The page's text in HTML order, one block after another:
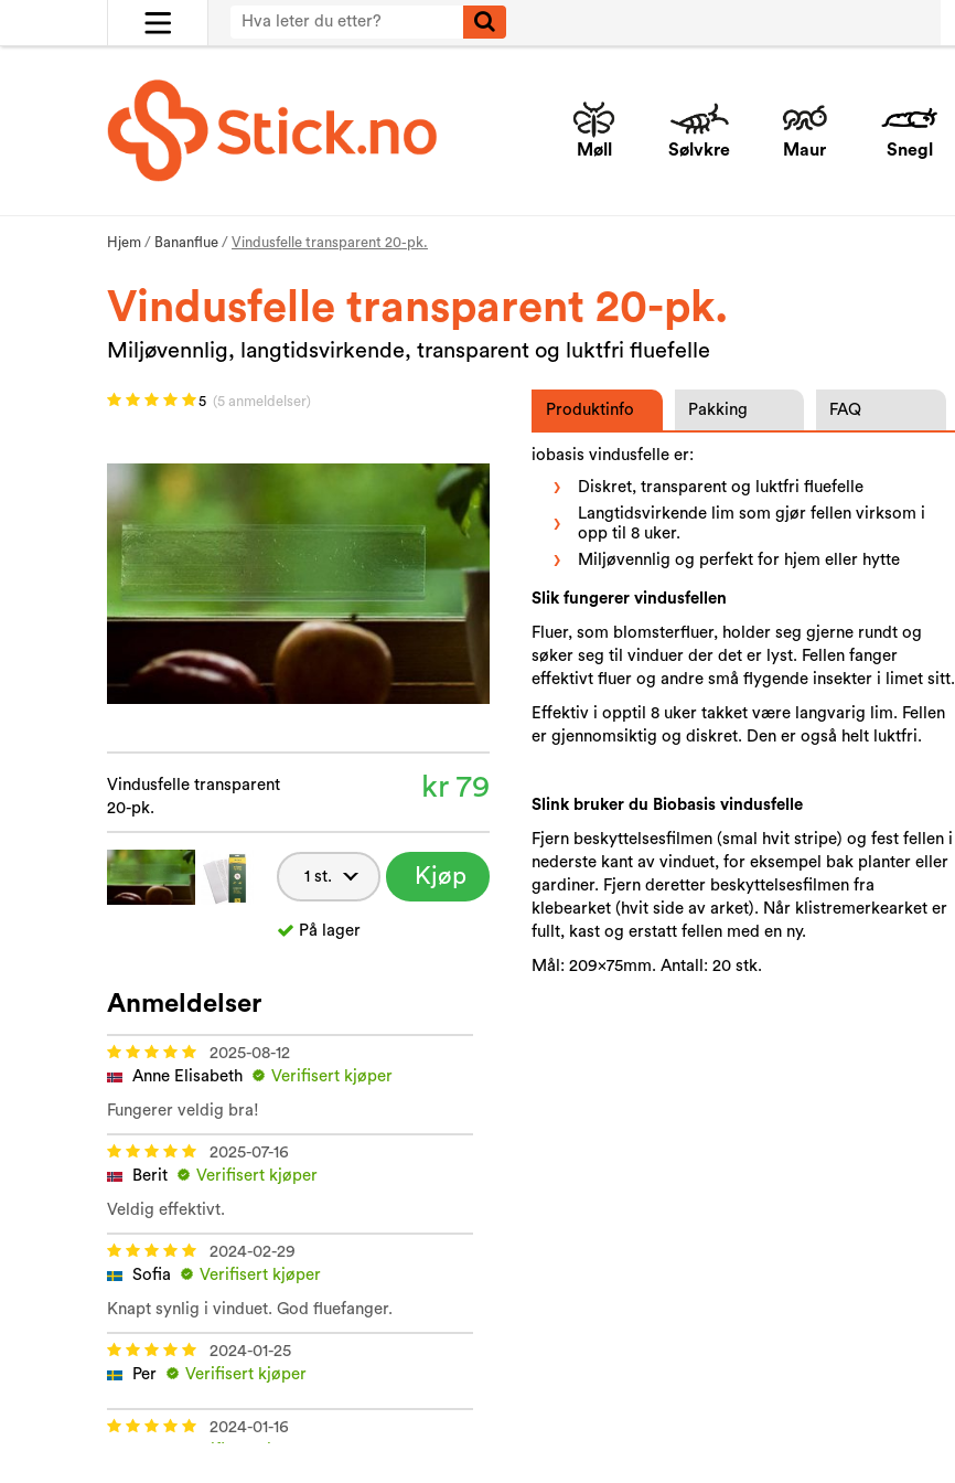
Møll Sølvkre Maur Snegl
Hjem / Bananflue / Vindusfelle transparent 20-pk.
Vindusfelle transparent 20-pk.
Miljøvennlig, langtidsvirkende, transparent og luktfri fluefelle
5 (5 anmeldelser)
Vindusfelle transparent
20-pk.
kr 79
Kjøp
På lager
Produktinfo Pakking FAQ
iobasis vindusfelle er:
Diskret, transparent og luktfri fluefelle
Langtidsvirkende lim som gjør fellen virksom i
opp til 8 uker.
Miljøvennlig og perfekt for hjem eller hytte
Slik fungerer vindusfellen
Fluer, som blomsterfluer, holder seg gjerne rundt og
søker seg til vinduer der det er lyst. Fellen fanger
effektivt fluer og andre små flygende insekter i limet sitt.
Effektiv i opptil 8 uker takket være langvarig lim. Fellen
er gjennomsiktig og diskret. Den er også helt luktfri.
Slink bruker du Biobasis vindusfelle
Fjern beskyttelsesfilmen (smal hvit stripe) og fest fellen i
nederste kant av vinduet, for eksempel bak planter eller
gardiner. Fjern deretter beskyttelsesfilmen fra
klebearket (hvit side av arket). Når klistremerkearket er
fullt, kast og erstatt fellen med en ny.
Mål: 209x75mm. Antall: 20 stk.
Anmeldelser
2025-08-12
Anne Elisabeth
Verifisert kjøper
Fungerer veldig bra!
2025-07-16
Berit
Verifisert kjøper
Veldig effektivt.
2024-02-29
Sofia
Verifisert kjøper
Knapt synlig i vinduet. God fluefanger.
2024-01-25
Per
Verifisert kjøper
2024-01-16